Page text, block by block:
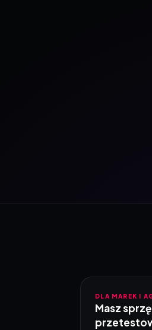
DLA MAREK I
Masz